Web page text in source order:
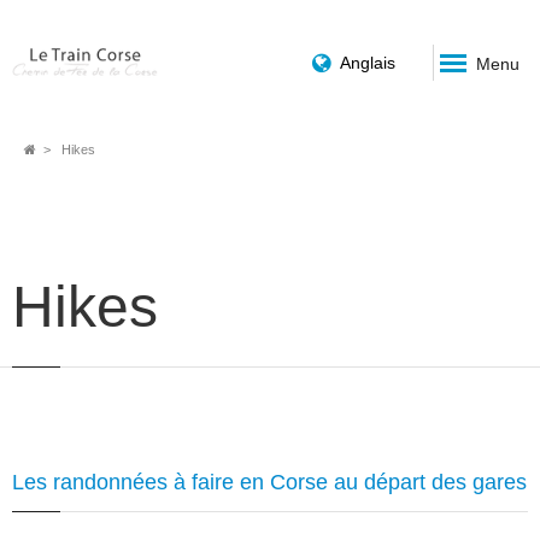
Anglais Menu
Breadcrumb
Hikes
Hikes
Les randonnées à faire en Corse au départ des gares